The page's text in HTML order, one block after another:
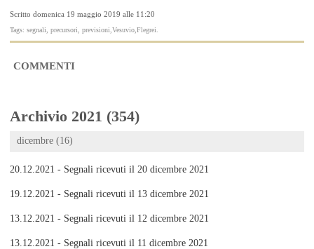
Scritto domenica 19 maggio 2019 alle 11:20
Tags: segnali, precursori, previsioni,Vesuvio,Flegrei.
COMMENTI
Archivio 2021 (354)
dicembre (16)
20.12.2021 - Segnali ricevuti il 20 dicembre 2021
19.12.2021 - Segnali ricevuti il 13 dicembre 2021
13.12.2021 - Segnali ricevuti il 12 dicembre 2021
13.12.2021 - Segnali ricevuti il 11 dicembre 2021